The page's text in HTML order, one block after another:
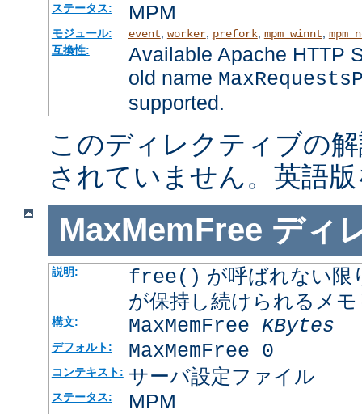
ステータス: MPM
モジュール: event worker, prefork, mpm_winnt
互換性:
Available Apache HTTP
old name
supported.
このディレクティブの
されていません。英語
MaxMemFree ディ
説明: free() が呼ばれない限
が保持し続けられるメ
構文: MaxMemFree KBytes
デフォルト: MaxMemFree 0
コンテキスト: サーバ設定ファイル
ステータス: MPM